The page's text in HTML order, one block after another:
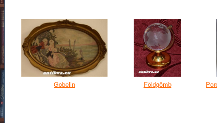
Gobelin Földgömb